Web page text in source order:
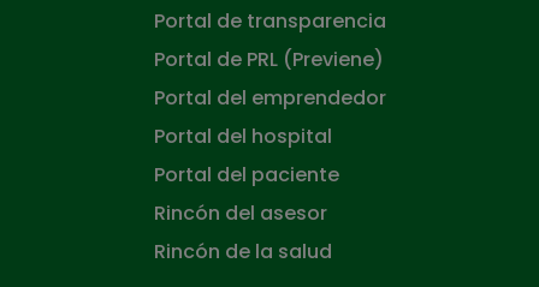
Portal de transparencia
Portal de PRL (Previene)
Portal del emprendedor
Portal del hospital
Portal del paciente
Rincón del asesor
Rincón de la salud